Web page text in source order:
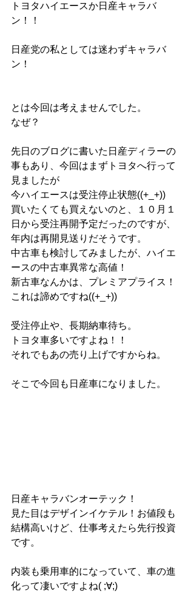
トヨタハイエースか日産キャラバ
ン！！
日産党の私としては迷わずキャラバ
ン！
とは今回は考えませんでした。
なぜ？
先日のブログに書いた日産ディラーの
事もあり、今回はまずトヨタへ行って
見ましたが
今ハイエースは受注停止状態((+_+))
買いたくても買えないのと、１０月１
日から受注再開予定だったのですが、
年内は再開見送りだそうです。
中古車も検討してみましたが、ハイエ
ースの中古車異常な高値！
新古車なんかは、プレミアプライス！
これは諦めですね((+_+))
受注停止や、長期納車待ち。
トヨタ車多いですよね！！
それでもあの売り上げですからね。
そこで今回も日産車になりました。
日産キャラバンオーテック！
見た目はデザインイケテル！お値段も
結構高いけど、仕事考えたら先行投資
です。
内装も乗用車的になっていて、車の進
化って凄いですよね( ;∀;)